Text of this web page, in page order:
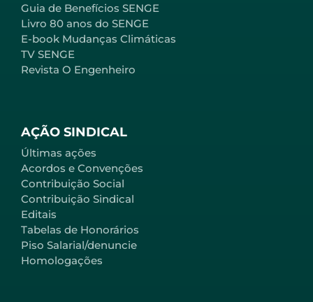
AÇÃO SINDICAL
Últimas ações
Acordos e Convenções
Contribuição Social
Contribuição Sindical
Editais
Tabelas de Honorários
Piso Salarial/denuncie
Homologações
Guia de Benefícios SENGE
Livro 80 anos do SENGE
E-book Mudanças Climáticas
TV SENGE
Revista O Engenheiro